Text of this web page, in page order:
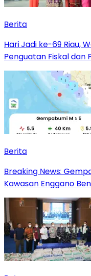
Berita
Hari Jadi ke-69 Riau,
Penguatan Fiskal
Berita
Breaking News:
Kawasan Enggano